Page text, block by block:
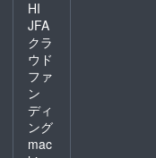
HI
JFA
クラ
ウド
ファ
ン
ディ
ング
mac